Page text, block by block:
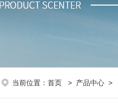
当前位置： 首页 > 产品中心 >